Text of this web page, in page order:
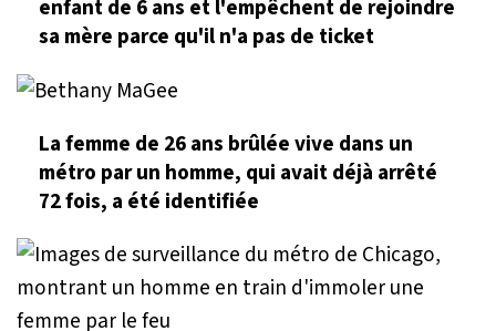
enfant de 6 ans et l'empêchent de rejoindre
sa mère parce qu'il n'a pas de ticket
La femme de 26 ans brûlée vive dans un
métro par un homme, qui avait déjà arrêté
72 fois, a été identifiée